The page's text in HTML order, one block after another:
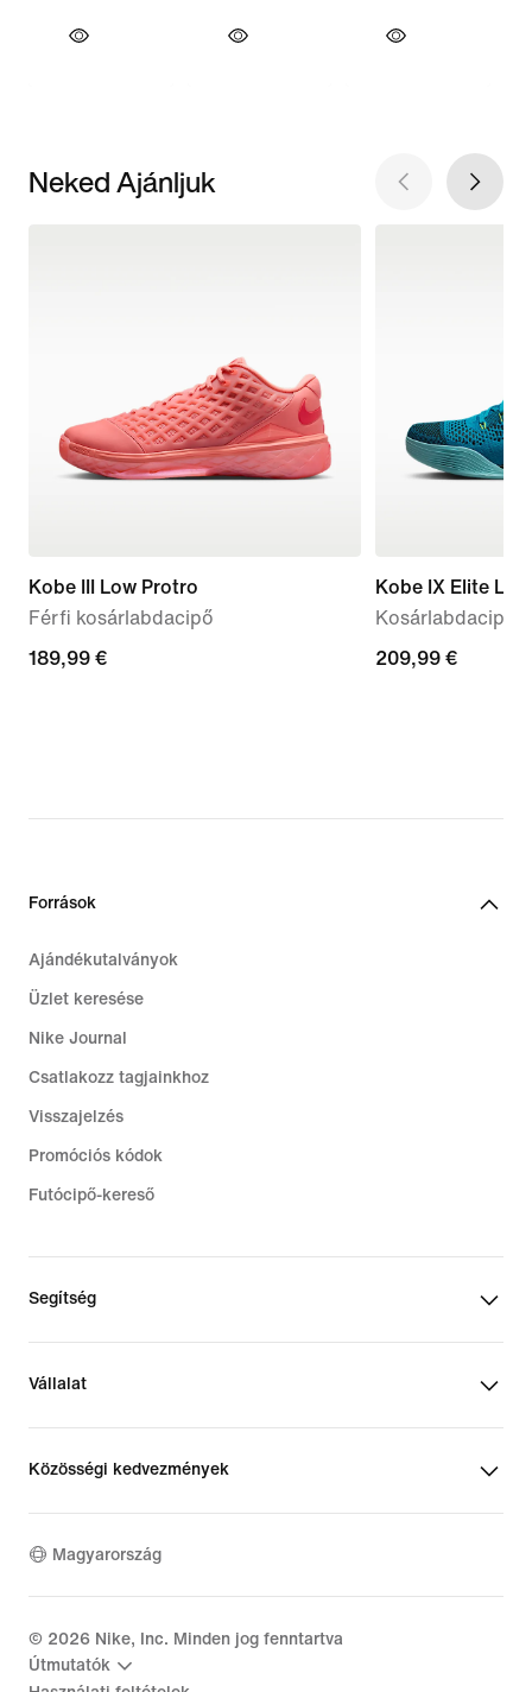
Neked Ajánljuk
Kobe III Low Protro
Férfi kosárlabdacipő
189,99
189,99 €
Kobe IX Elite
Kosárlabdacipő
209,99
209,99 €
Források
Ajándékutalványok
Üzlet keresése
Nike Journal
Csatlakozz tagjainkhoz
Visszajelzés
Promóciós kódok
Futócipő-kereső
Segítség
Vállalat
Közösségi kedvezmények
Magyarország
© 2026 Nike, Inc. Minden jog fenntartva
Útmutatók